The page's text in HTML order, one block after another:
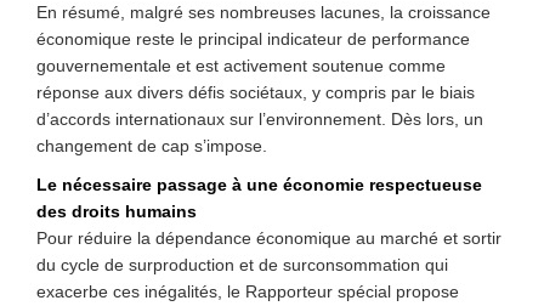
En résumé, malgré ses nombreuses lacunes, la croissance
économique reste le principal indicateur de performance
gouvernementale et est activement soutenue comme
réponse aux divers défis sociétaux, y compris par le biais
d’accords internationaux sur l’environnement. Dès lors, un
changement de cap s’impose.
Le nécessaire passage à une économie respectueuse
des droits humains
Pour réduire la dépendance économique au marché et sortir
du cycle de surproduction et de surconsommation qui
exacerbe ces inégalités, le Rapporteur spécial propose